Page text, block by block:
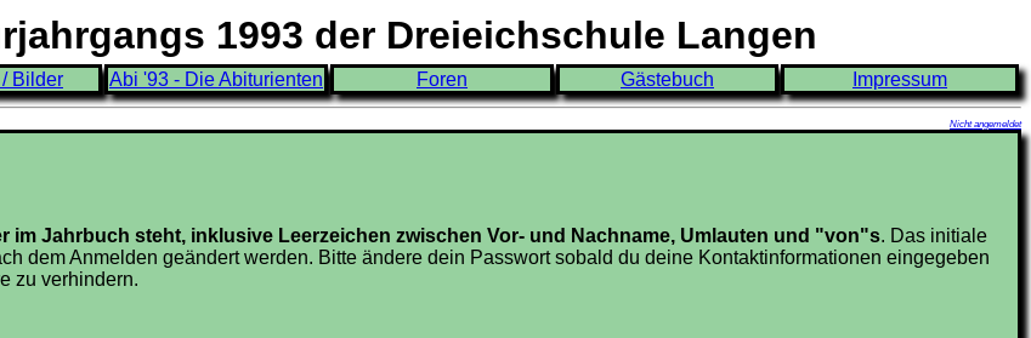
1993 der Dreieichschule Langen
Bilder Abi '93 - Die Abiturienten Foren Gästebuch Impressum
Nicht angemeldet
im Jahrbuch steht, inklusive Leerzeichen zwischen Vor- und Nachname, Umlauten und "von"s. Das initiale
dem Anmelden geändert werden. Bitte ändere dein Passwort sobald du deine Kontaktinformationen eingegeben
zu verhindern.